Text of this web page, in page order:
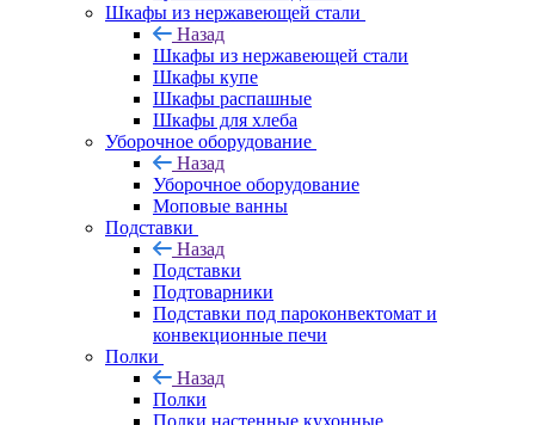
Шкафы из нержавеющей стали
Назад
Шкафы из нержавеющей стали
Шкафы купе
Шкафы распашные
Шкафы для хлеба
Уборочное оборудование
Назад
Уборочное оборудование
Моповые ванны
Подставки
Назад
Подставки
Подтоварники
Подставки под пароконвектомат и
конвекционные печи
Полки
Назад
Полки
Полки настенные кухонные